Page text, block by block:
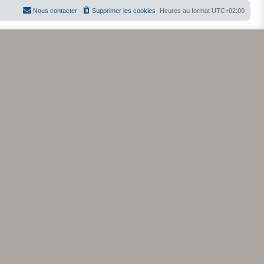
Heures au format UTC+02:00
Supprimer les cookies
Nous contacter